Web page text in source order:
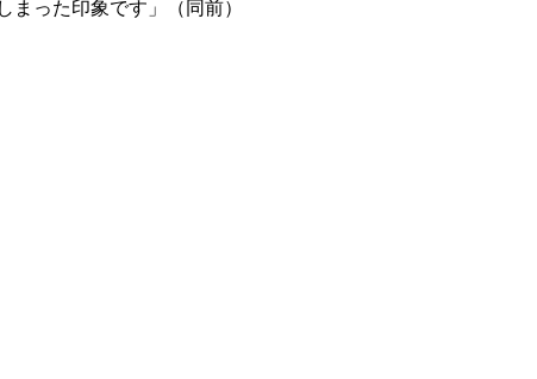
った印象です」（同前）